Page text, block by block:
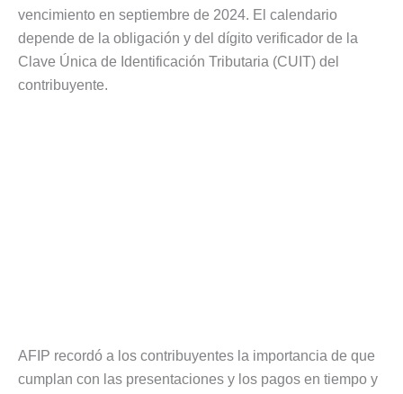
vencimiento en septiembre de 2024. El calendario
depende de la obligación y del dígito verificador de la
Clave Única de Identificación Tributaria (CUIT) del
contribuyente.
AFIP recordó a los contribuyentes la importancia de que
cumplan con las presentaciones y los pagos en tiempo y